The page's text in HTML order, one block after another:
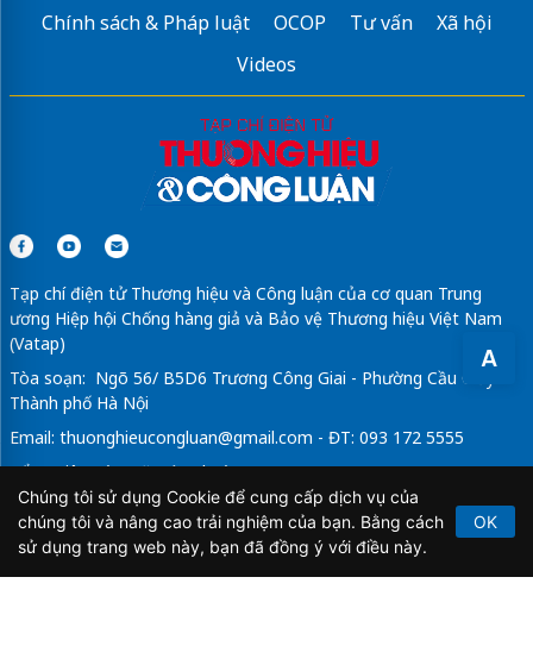
A
Chính sách & Pháp luật
OCOP Tư vấn
Xã hội
Videos
Tạp chí điện tử Thương hiệu và Công luận của cơ quan Trung
ương Hiệp hội Chống hàng giả và Bảo vệ Thương hiệu Việt Nam
(Vatap)
Tòa soạn: Ngõ 56/ B5D6 Trương Công Giai - Phường Cầu Giấy -
Thành phố Hà Nội
Email: thuonghieucongluan@gmail.com - ĐT: 093 172 5555
Tổng Biên Tập: Vũ Đức Thuận
Giấy phép hoạt động báo chí điện tử số 64/GP-BTTTT do Bộ
Thông tin và Truyền thông cấp ngày 21/2/2020.
Chúng tôi sử dụng Cookie để cung cấp dịch vụ của
chúng tôi và nâng cao trải nghiệm của bạn. Bằng cách
sử dụng trang web này, bạn đã đồng ý với điều này.
OK